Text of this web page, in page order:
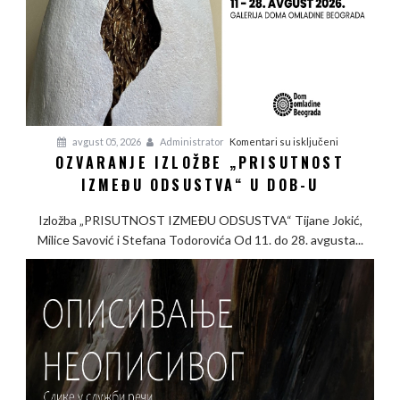
avgust 05, 2026 Administrator Komentari su isključenina
Ozvaranje
između
odsustva“
u
OZVARANJE IZLOŽBE „PRISUTNOST
IZMEĐU ODSUSTVA“ U DOB-U
Izložba „PRISUTNOST IZMEĐU ODSUSTVA“ Tijane Jokić,
Milice Savović i Stefana Todorovića Od 11. do 28. avgusta...